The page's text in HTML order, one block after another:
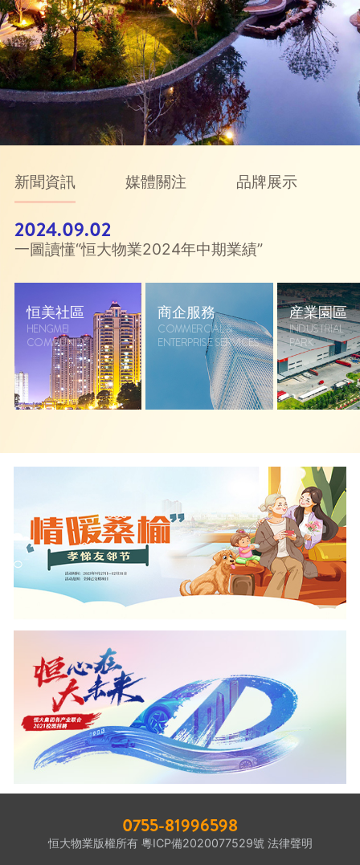
新聞資訊 媒體關注 品牌展示
2024.09.02
一圖讀懂“恒大物業2024年中期業績”
恒美社區
HENGMEI
COMMUNITY
商企服務
COMMERCIAL &
ENTERPRISE SERVICES
産業園區
INDUSTRIAL
PARK
0755-81996598
恒大物業版權所有 粵ICP備2020077529號 法律聲明